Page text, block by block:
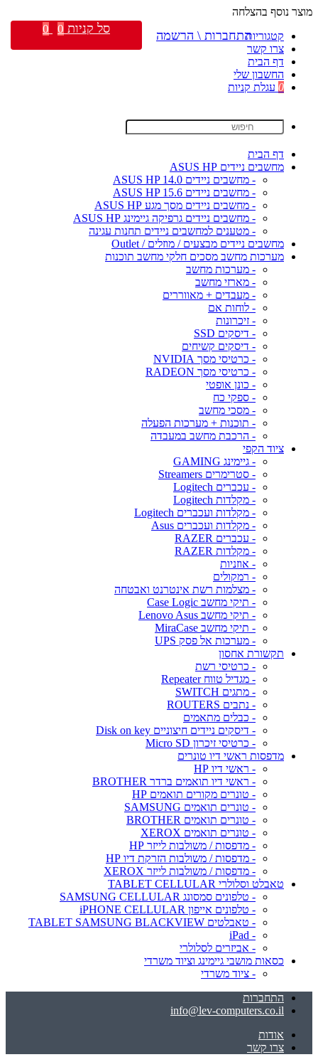
מוצר נוסף בהצלחה
קטגוריות
צרו קשר
דף הבית
החשבון שלי
0 עגלת קניות
דף הבית
מחשבים ניידים ASUS HP
- מחשבים ניידים ASUS HP 14.0
- מחשבים ניידים ASUS HP 15.6
- מחשבים ניידים מסך מגע ASUS HP
- מחשבים ניידים גרפיקה גיימינג ASUS HP
- מטענים למחשבים ניידים תחנות עגינה
מחשבים ניידים מבצעים / מוזלים / Outlet
מערכות מחשב מסכים חלקי מחשב תוכנות
- מערכות מחשב
- מארזי מחשב
- מעבדים + מאווררים
- לוחות אם
- זיכרונות
- דיסקים SSD
- דיסקים קשיחים
- כרטיסי מסך NVIDIA
- כרטיסי מסך RADEON
- כונן אופטי
- ספקי כח
- מסכי מחשב
- תוכנות + מערכות הפעלה
- הרכבת מחשב במעבדה
ציוד הקפי
- גיימינג GAMING
- סטרימרים Streamers
- עכברים Logitech
- מקלדות Logitech
- מקלדות ועכברים Logitech
- מקלדות ועכברים Asus
- עכברים RAZER
- מקלדות RAZER
- אוזניות
- רמקולים
- מצלמות רשת אינטרנט ואבטחה
- תיקי מחשב Case Logic
- תיקי מחשב Lenovo Asus
- תיקי מחשב MiraCase
- מערכות אל פסק UPS
תקשורת אחסון
- כרטיסי רשת
- מגדיל טווח Repeater
- מתגים SWITCH
- נתבים ROUTERS
- כבלים מתאמים
- דיסקים ניידים חיצוניים Disk on key
- כרטיסי זיכרון Micro SD
מדפסות ראשי דיו טונרים
- ראשי דיו HP
- ראשי דיו תואמים ברדר BROTHER
- טונרים מקורים תואמים HP
- טונרים תואמים SAMSUNG
- טונרים תואמים BROTHER
- טונרים תואמים XEROX
- מדפסות / משולבות לייזר HP
- מדפסות / משולבות הזרקת דיו HP
- מדפסות / משולבות לייזר XEROX
טאבלט וסלולרי TABLET CELLULAR
- טלפונים סמסונג SAMSUNG CELLULAR
- טלפונים אייפון iPHONE CELLULAR
- טאבלטים TABLET SAMSUNG BLACKVIEW
- iPad
- אביזרים לסלולרי
כסאות מושבי גיימינג וציוד משרדי
- ציוד משרדי
התחברות
info@lev-computers.co.il
אודות
צרו קשר
התחברות \ הרשמה סל קניות 0
0